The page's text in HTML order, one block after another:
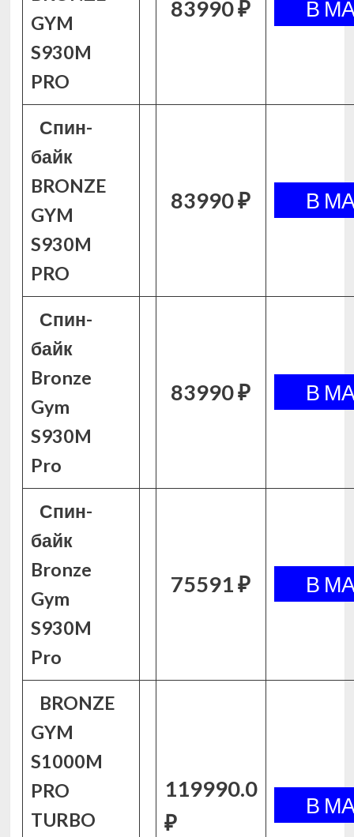
GYM
S930M
PRO
83990 ₽
Спин-
байк
BRONZE
GYM
S930M
PRO
83990 ₽
Спин-
байк
Bronze
Gym
S930M
Pro
83990 ₽
Спин-
байк
Bronze
Gym
S930M
Pro
75591 ₽
BRONZE
GYM
S1000M
PRO
TURBO
119990.0
₽